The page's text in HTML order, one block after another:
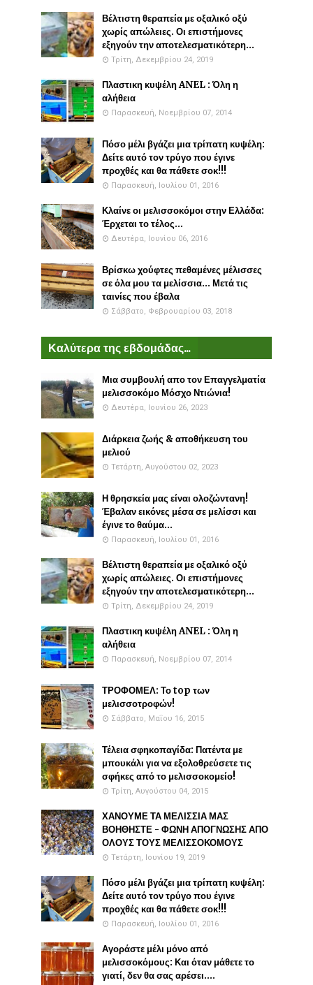
Βέλτιστη θεραπεία με οξαλικό οξύ
χωρίς απώλειες. Οι επιστήμονες
εξηγούν την αποτελεσματικότερη...
Τρίτη, Δεκεμβρίου 24, 2019
Πλαστικη κυψέλη ANEL : Όλη η
αλήθεια
Παρασκευή, Νοεμβρίου 07, 2014
Πόσο μέλι βγάζει μια τρίπατη κυψέλη:
Δείτε αυτό τον τρύγο που έγινε
προχθές και θα πάθετε σοκ!!!
Παρασκευή, Ιουλίου 01, 2016
Κλαίνε οι μελισσοκόμοι στην Ελλάδα:
Έρχεται το τέλος...
Δευτέρα, Ιουνίου 06, 2016
Βρίσκω χούφτες πεθαμένες μέλισσες
σε όλα μου τα μελίσσια... Μετά τις
ταινίες που έβαλα
Σάββατο, Φεβρουαρίου 03, 2018
Καλύτερα της εβδομάδας...
Μια συμβουλή απο τον Επαγγελματία
μελισσοκόμο Μόσχο Ντιώνια!
Δευτέρα, Ιουνίου 26, 2023
Διάρκεια ζωής & αποθήκευση του
μελιού
Τετάρτη, Αυγούστου 02, 2023
Η θρησκεία μας είναι ολοζώντανη!
Έβαλαν εικόνες μέσα σε μελίσσι και
έγινε το θαύμα...
Παρασκευή, Ιουλίου 01, 2016
Βέλτιστη θεραπεία με οξαλικό οξύ
χωρίς απώλειες. Οι επιστήμονες
εξηγούν την αποτελεσματικότερη...
Τρίτη, Δεκεμβρίου 24, 2019
Πλαστικη κυψέλη ANEL : Όλη η
αλήθεια
Παρασκευή, Νοεμβρίου 07, 2014
ΤΡΟΦΟΜΕΛ: Το top των
μελισσοτροφών!
Σάββατο, Μαΐου 16, 2015
Τέλεια σφηκοπαγίδα: Πατέντα με
μπουκάλι για να εξολοθρεύσετε τις
σφήκες από το μελισσοκομείο!
Τρίτη, Αυγούστου 04, 2015
ΧΑΝΟΥΜΕ ΤΑ ΜΕΛΙΣΣΙΑ ΜΑΣ
ΒΟΗΘΗΣΤΕ - ΦΩΝΗ ΑΠΟΓΝΩΣΗΣ ΑΠΟ
ΟΛΟΥΣ ΤΟΥΣ ΜΕΛΙΣΣΟΚΟΜΟΥΣ
Τετάρτη, Ιουνίου 19, 2019
Πόσο μέλι βγάζει μια τρίπατη κυψέλη:
Δείτε αυτό τον τρύγο που έγινε
προχθές και θα πάθετε σοκ!!!
Παρασκευή, Ιουλίου 01, 2016
Αγοράστε μέλι μόνο από
μελισσοκόμους: Και όταν μάθετε το
γιατί, δεν θα σας αρέσει....